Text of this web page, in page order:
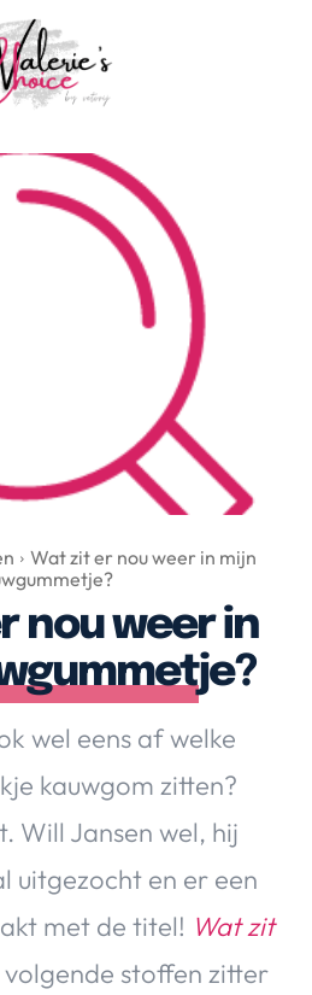
& Culture
& Drinks
& Opmerkelijk
& Duurzaamheid
Over Valerie
De Top 5
Contact
CHOICE
Beauty
Huis & Tuin
Wat zit er nou weer in mijn
nou weer in
wel eens af welke
kauwgom zitten?
Will Jansen wel, hij
uitgezocht en er een
met de titel! Wat zit
stoffen zitter